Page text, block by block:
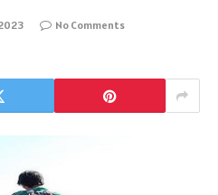
No Comments